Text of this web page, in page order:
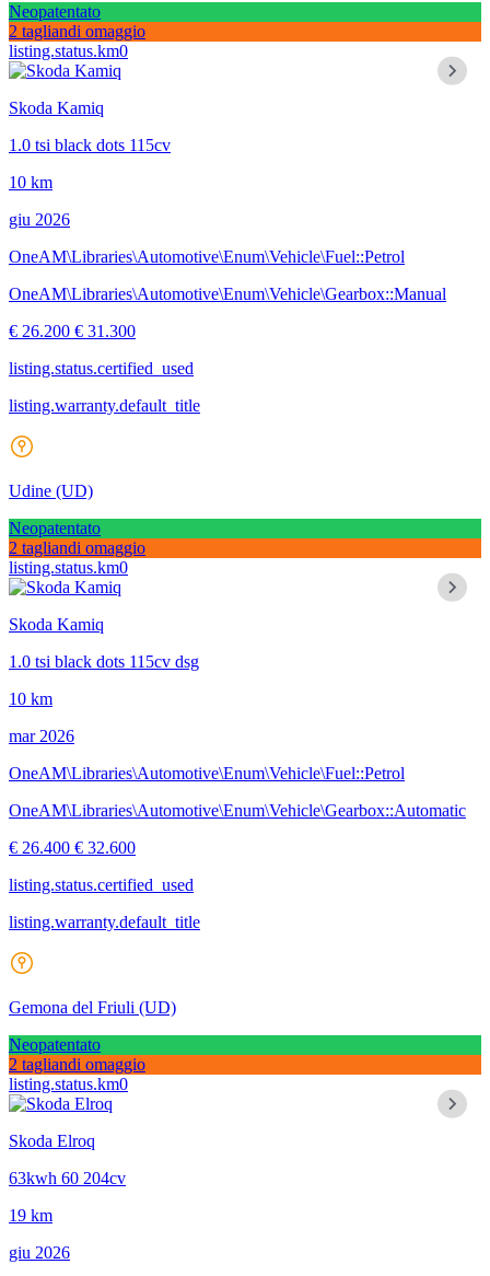
Neopatentato
2 tagliandi omaggio
listing.status.km0
Skoda Kamiq
1.0 tsi black dots 115cv
10 km
giu 2026
OneAM\Libraries\Automotive\Enum\Vehicle\Fuel::Petrol
OneAM\Libraries\Automotive\Enum\Vehicle\Gearbox::Manual
€ 26.200 € 31.300
listing.status.certified_used
listing.warranty.default_title
Udine (UD)
Neopatentato
2 tagliandi omaggio
listing.status.km0
Skoda Kamiq
1.0 tsi black dots 115cv dsg
10 km
mar 2026
OneAM\Libraries\Automotive\Enum\Vehicle\Fuel::Petrol
OneAM\Libraries\Automotive\Enum\Vehicle\Gearbox::Automatic
€ 26.400 € 32.600
listing.status.certified_used
listing.warranty.default_title
Gemona del Friuli (UD)
Neopatentato
2 tagliandi omaggio
listing.status.km0
Skoda Elroq
63kwh 60 204cv
19 km
giu 2026